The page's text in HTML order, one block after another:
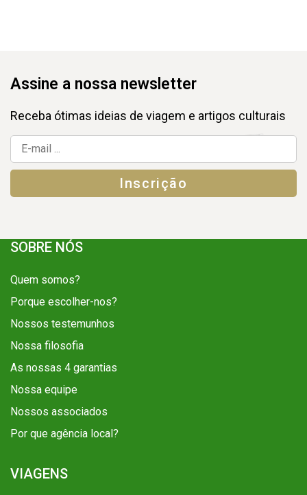
Assine a nossa newsletter
Receba ótimas ideias de viagem e artigos culturais
SOBRE NÓS
Quem somos?
Porque escolher-nos?
Nossos testemunhos
Nossa filosofia
As nossas 4 garantias
Nossa equipe
Nossos associados
Por que agência local?
VIAGENS